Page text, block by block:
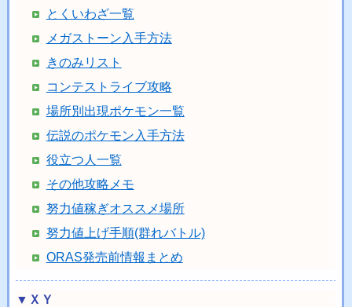
とくいわざ一覧
メガストーン入手方法
きのみリスト
コンテストライブ攻略
場所別出現ポケモン一覧
伝説のポケモン入手方法
役立つ人一覧
その他攻略メモ
努力値稼ぎオススメ場所
努力値上げ手順(群れバトル)
ORAS発売前情報まとめ
▼ＸＹ